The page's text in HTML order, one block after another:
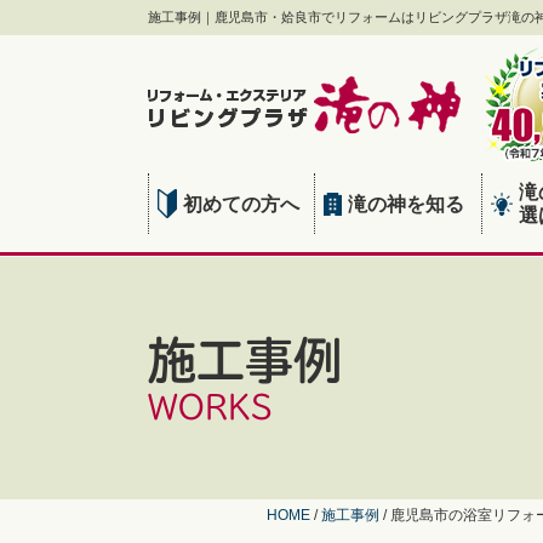
施工事例｜鹿児島市・姶良市でリフォームはリビングプラザ滝の
初めての方へ 滝の神を知る
滝
選
施工事例
WORKS
HOME /施工事例 / 鹿児島市の浴室リフ